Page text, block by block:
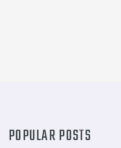
POPULAR POSTS